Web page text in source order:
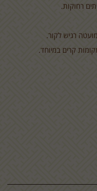
רחוקות.
רגיש לקור.
קרים במיוחד.